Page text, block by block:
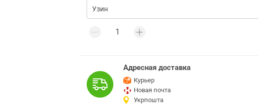
Адресная доставка
Курьер
Новая почта
Укрпошта